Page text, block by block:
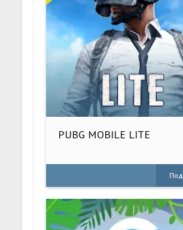
PUBG MOBILE LITE